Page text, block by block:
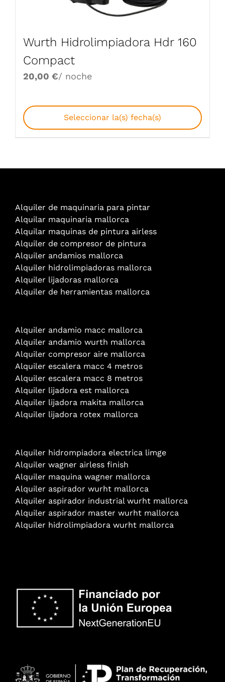
Wurth Hidrolimpiadora Hdr 160
Compact
20,00 €/ noche
Seleccionar la(s) fecha(s)
Alquiler de maquinaria para pintar
Alquilar maquinaria mallorca
Alquilar maquinas de pintura airless
Alquiler de compresor de pintura
Alquiler andamios mallorca
Alquiler hidrolimpiadoras mallorca
Alquiler lijadoras mallorca
Alquiler de herramientas mallorca
Alquiler andamio macc mallorca
Alquiler andamio wurth mallorca
Alquiler compresor aire mallorca
Alquiler escalera macc 4 metros
Alquiler escalera macc 8 metros
Alquiler lijadora est mallorca
Alquiler lijadora makita mallorca
Alquiler lijadora rotex mallorca
Alquiler hidrompiadora electrica limge
Alquiler wagner airless finish
Alquiler maquina wagner mallorca
Alquiler aspirador wurht mallorca
Alquiler aspirador industrial wurht mallorca
Alquiler aspirador master wurht mallorca
Alquiler hidrolimpiadora wurht mallorca